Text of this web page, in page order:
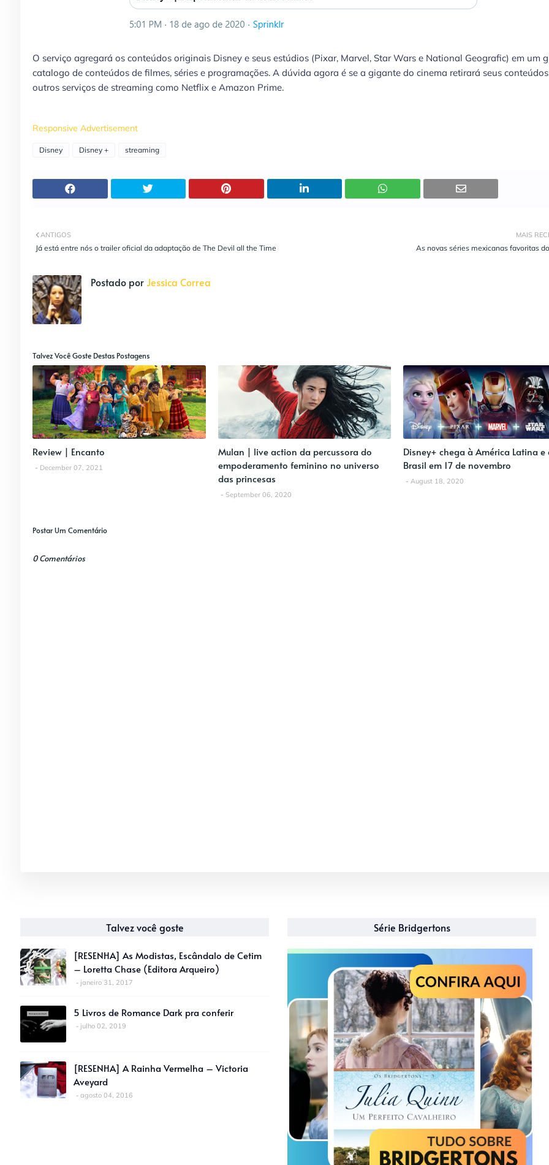
O serviço agregará os conteúdos originais Disney e seus estúdios (Pixar, Marvel, Star Wars e National Geografic) em um
catalogo de conteúdos de filmes, séries e programações. A dúvida agora é se a gigante do cinema retirará seus
outros serviços de streaming como Netflix e Amazon Prime.
Responsive Advertisement
Disney Disney + streaming
MAIS
As novas séries mexicanas favoritas
ANTIGOS
Já está entre nós o trailer oficial da adaptação de The Devil all the Time
Postado porJessica Correa
Talvez Você Goste Destas Postagens
Review | Encanto
December 07, 2021
Mulan | live action da percussora do
empoderamento feminino no universo
das princesas
September 06, 2020
Disney+ chega à América Latina e
Brasil em 17 de novembro
August 18, 2020
Postar Um Comentário
0 Comentários
Talvez você goste
[RESENHA] As Modistas, Escândalo de Cetim
– Loretta Chase (Editora Arqueiro)
janeiro 31, 2017
5 Livros de Romance Dark pra conferir
julho 02, 2019
[RESENHA] A Rainha Vermelha – Victoria
Aveyard
agosto 04, 2016
Série Bridgertons